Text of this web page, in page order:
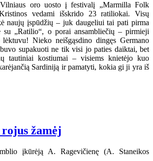
oro uosto į festivalį „Marmilla Folk
vedami išskrido 23 ratiliokai. Visų
naujų įspūdžių – juk daugeliui tai pati pirma
su „Ratilio“, o porai ansambliečių – pirmieji
Nieko neišgąsdino dingęs Germano
supakuoti ne tik visi jo paties daiktai, bet
tautiniai kostiumai – visiems knietėjo kuo
Sardiniją ir pamatyti, kokia gi ji yra iš
žamėj